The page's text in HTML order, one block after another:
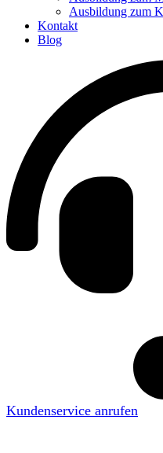
Ausbildung zum
Kontakt
Blog
Kundenservice anrufen